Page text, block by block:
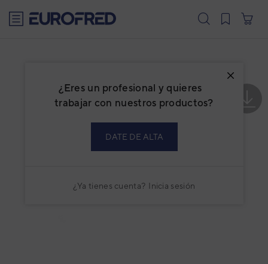
¿Eres un profesional y quieres
trabajar con nuestros productos?
DATE DE ALTA
¿Ya tienes cuenta? Inicia sesión